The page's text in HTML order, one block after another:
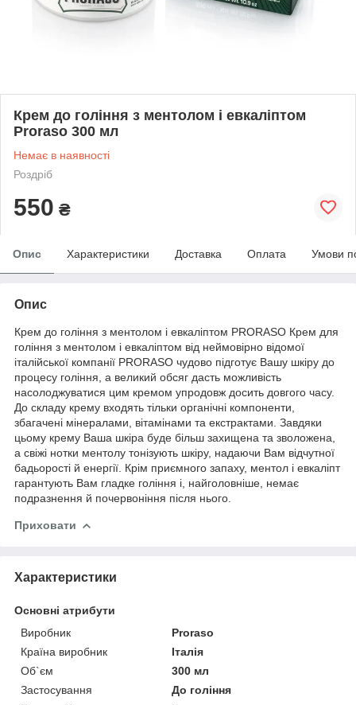
Крем до гоління з ментолом і евкаліптом
Proraso 300 мл
Немає в наявності
Роздріб
550 ₴
Опис Характеристики Доставка Оплата Умови
Опис
Крем до гоління з ментолом і евкаліптом PRORASO Крем для
гоління з ментолом і евкаліптом від неймовірно відомої
італійської компанії PRORASO чудово підготує Вашу шкіру до
процесу гоління, а великий обсяг дасть можливість
насолоджуватися цим кремом упродовж досить довгого часу.
До складу крему входять тільки органічні компоненти,
збагачені мінералами, вітамінами та екстрактами. Завдяки
цьому крему Ваша шкіра буде більш захищена та зволожена,
а свіжі нотки ментолу тонізують шкіру, надаючи Вам відчутної
бадьорості й енергії. Крім приємного запаху, ментол і евкаліпт
гарантують Вам гладке гоління і, найголовніше, немає
подразнення й почервоніння після нього.
Приховати
Характеристики
Основні атрибути
Виробник
Proraso
Країна виробник
Італія
Об`єм
300 мл
Застосування
До гоління